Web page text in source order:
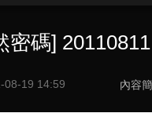
密碼] 20110811
08-19 14:59 內容